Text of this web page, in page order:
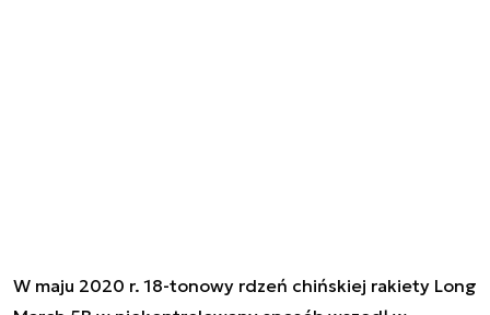
W maju 2020 r. 18-tonowy rdzeń chińskiej rakiety Long